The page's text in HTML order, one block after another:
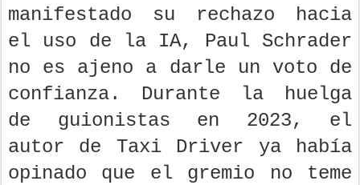
manifestado su rechazo hacia
el uso de la IA, Paul Schrader
no es ajeno a darle un voto de
confianza. Durante la huelga
de guionistas en 2023, el
autor de Taxi Driver ya había
opinado que el gremio no teme